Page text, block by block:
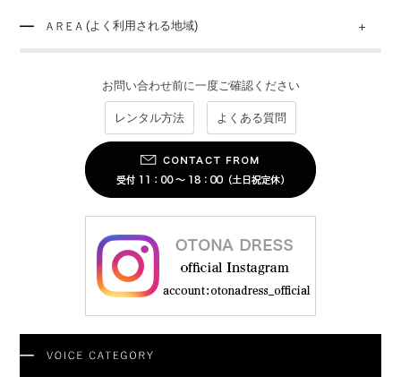
(よく利用される地域)
お問い合わせ前に一度ご確認ください
レンタル方法 よくある質問